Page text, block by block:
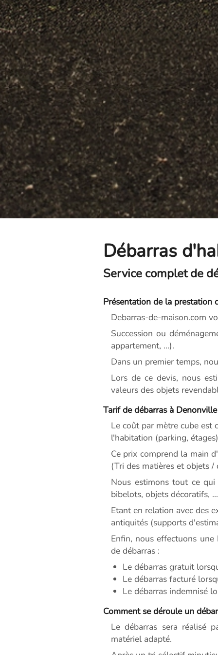
Débarras
Service complet de
Présentation de la prestation
Debarras-de-maison.com
Succession ou
appartement, ...).
Dans un premier temps,
Lors de ce devis, nous
valeurs des objets
Tarif de débarras à Denonville
Le coût par mètre cube est
l'habitation (parking,
Ce prix comprend la main
(Tri des matières et objets /
Nous estimons tout ce
bibelots, objets décoratifs, ...
Etant en relation avec des
antiquités (supports
Enfin, nous effectuons
de débarras :
Le débarras gratuit
Le débarras facturé
Le débarras indemnisé
Comment se déroule un
Le débarras sera réalisé
matériel adapté.